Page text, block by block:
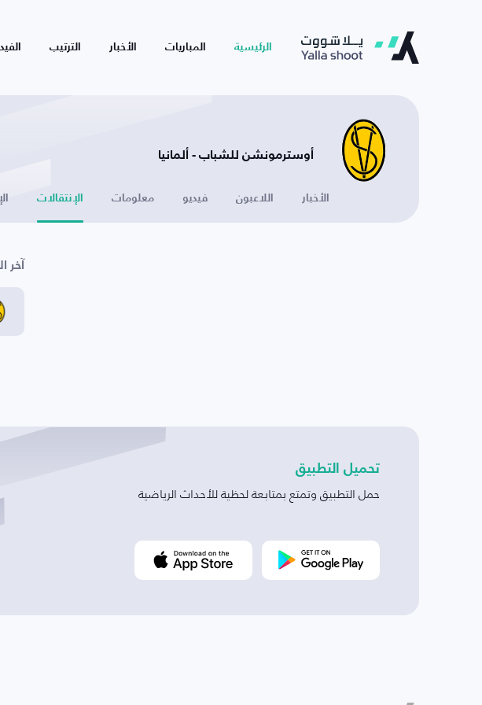
الرئيسية المباريات الأخبار الترتيب
أوسترمونشن للشباب - ألمانيا
الأخبار اللاعبون فيديو معلومات الإنتقالات
آخر
تحميل التطبيق
حمل التطبيق وتمتع بمتابعة لحظية للأحداث الرياضية